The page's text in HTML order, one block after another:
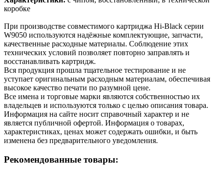
коробке
При производстве совместимого картриджа Hi-Black серии
W9050 используются надёжные комплектующие, запчасти,
качественные расходные материалы. Соблюдение этих
технических условий позволяет повторно заправлять и
восстанавливать картридж.
Вся продукция прошла тщательное тестирование и не
уступает оригинальным расходным материалам, обеспечивая
высокое качество печати по разумной цене.
Все имена и торговые марки являются собственностью их
владельцев и используются только с целью описания товара.
Информация на сайте носит справочный характер и не
является публичной офертой. Информация о товарах,
характеристиках, ценах может содержать ошибки, и быть
изменена без предварительного уведомления.
Рекомендованные товары: